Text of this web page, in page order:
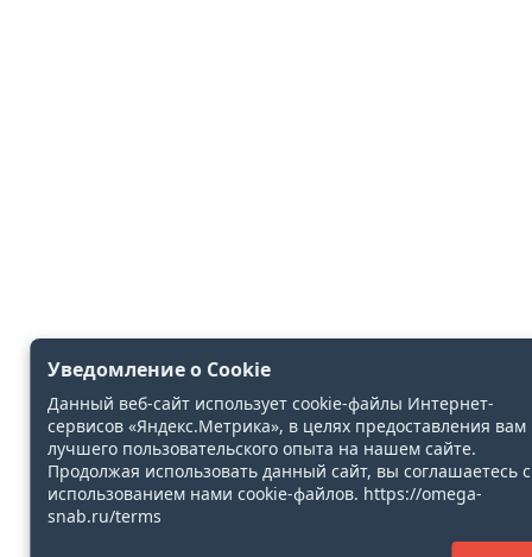
Уведомление о Cookie
Данный веб-сайт использует cookie-файлы Интернет-
сервисов «Яндекс.Метрика», в целях предоставления вам
лучшего пользовательского опыта на нашем сайте.
Продолжая использовать данный сайт, вы соглашаетесь с
использованием нами cookie-файлов. https://omega-
snab.ru/terms